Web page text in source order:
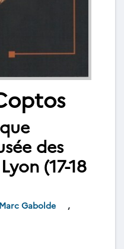
des
(17-18
Marc Gabolde
,